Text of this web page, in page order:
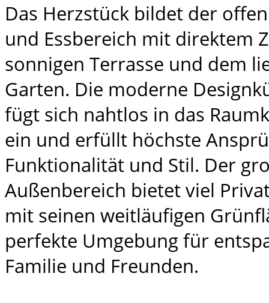
Das Herzstück bildet der
und Essbereich mit direktem
sonnigen Terrasse und dem
Garten. Die moderne
fügt sich nahtlos in das
ein und erfüllt höchste
Funktionalität und Stil. Der
Außenbereich bietet viel
mit seinen weitläufigen
perfekte Umgebung für
Familie und Freunden.